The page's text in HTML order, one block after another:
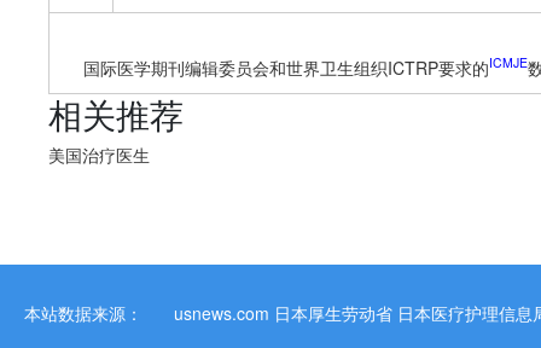
国际医学期刊编辑委员会和世界卫生组织ICTRP要求的ICMJE
相关推荐
美国治疗医生
本站数据来源： usnews.com 日本厚生劳动省 日本医疗护理信息